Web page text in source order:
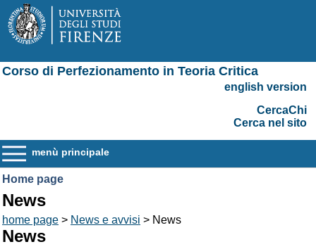
Corso di Perfezionamento in Teoria Critica
english version
CercaChi
Cerca nel sito
menù principale
Home page
News
home page > News e avvisi > News
News